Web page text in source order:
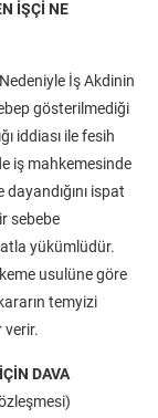
İŞÇİ NE
İş Akdinin
gösterilmediği
iddiası ile fesih
iş mahkemesinde
ispat
sebebe
yükümlüdür.
usulüne göre
temyizi
verir.
DAVA